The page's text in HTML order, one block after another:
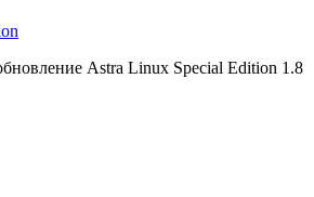
Astra Linux Special Edition 1.8